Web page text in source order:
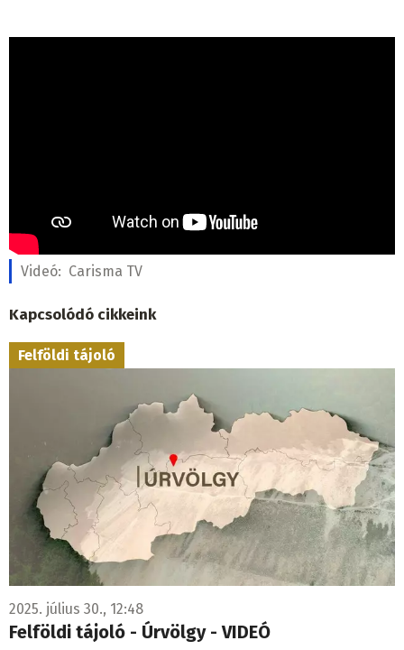
Videó: Carisma TV
Kapcsolódó cikkeink
Felföldi tájoló
2025. július 30., 12:48
Felföldi tájoló - Úrvölgy - VIDEÓ